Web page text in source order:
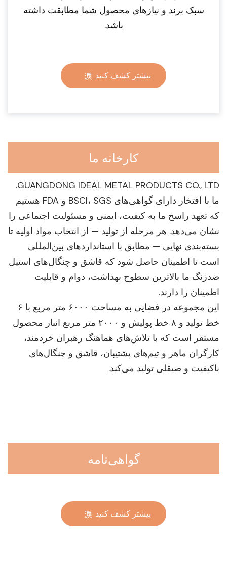
سبک برند و نیازهای محصول شما مطابقت داشته
باشد.
بیشتر کشف کنید
کارخانه ما
GUANGDONG IDEAL METAL PRODUCTS CO., LTD.
ما با افتخار دارای گواهی‌های BSCI، SGS و FDA هستیم
که تعهد راسخ ما به کیفیت، ایمنی و مسئولیت اجتماعی را
نشان می‌دهد. هر مرحله از تولید — از انتخاب مواد اولیه تا
بسته‌بندی نهایی — مطابق با استانداردهای بین‌المللی
است تا اطمینان حاصل شود که قاشق و چنگال‌های استیل
ضدزنگ ما بالاترین سطوح بهداشت، دوام و قابلیت
اطمینان را دارند.
این مجموعه در فضایی به مساحت ۶۰۰۰ متر مربع با ۶
خط تولید و ۸ خط پولیش و ۲۰۰۰ متر مربع انبار محصول
مستقر است که با تلاش‌های هماهنگ رهبران خردمند،
کارگران ماهر و تیم‌های پشتیبان، قاشق و چنگال‌های
باکیفیت و صیقلی تولید می‌کند.
گواهی‌نامه
بیشتر کشف کنید